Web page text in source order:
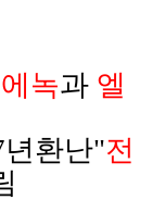
에녹과 엘
년환난"전